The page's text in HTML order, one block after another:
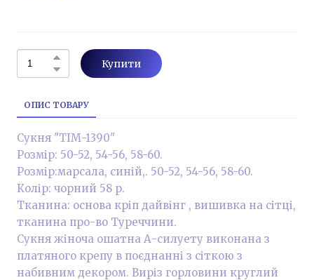
Купити
ОПИС ТОВАРУ
Сукня "ТІМ-1390"
Розмір: 50-52, 54-56, 58-60.
Розмір:марсала, синій,. 50-52, 54-56, 58-60.
Колір: чорний 58 р.
Тканина: основа кріп дайвінг , вишивка на сітці,
тканина про-во Туреччини.
Сукня жіноча ошатна А-силуету виконана з
платяного крепу в поєднанні з сіткою з
набивним декором. Виріз горловини круглий